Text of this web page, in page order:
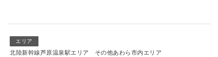
エリア
北陸新幹線芦原温泉駅エリア
その他あわら市内エリア